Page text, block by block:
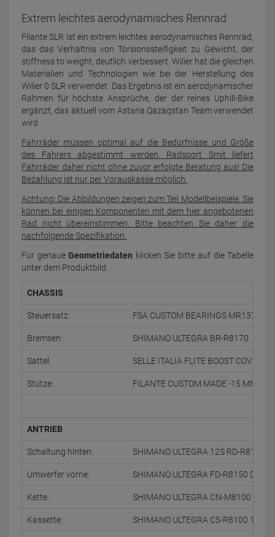
Extrem leichtes aerodynamisches Rennrad
Filante SLR ist ein extrem leichtes aerodynamisches Rennrad,
das das Verhältnis von Torsionssteifigkeit zu Gewicht, der
stiffness to weight, deutlich verbessert. Wilier hat die gleichen
Materialien und Technologien wie bei der Herstellung des
Wilier 0 SLR verwendet. Das Ergebnis ist ein aerodynamischer
Rahmen für höchste Ansprüche, der der reines Uphill-Bike
ergänzt, das aktuell vom Astana Qazaqstan Team verwendet
wird
Fahrräder müssen optimal auf die Bedürfnisse und Größe
des Fahrers abgestimmt werden. Radsport Smit liefert
Fahrräder daher nicht ohne zuvor erfolgte Beratung aus! Die
Bezahlung ist nur per Vorauskasse möglich.
Achtung: Die Abbildungen zeigen zum Teil Modellbeispiele. Sie
können bei einigen Komponenten mit dem hier angebotenen
Rad nicht übereinstimmen. Bitte beachten Sie daher die
nachfolgende Spezifikation.
Für genaue Geometriedaten klicken Sie bitte auf die Tabelle
unter dem Produktbild.
CHASSIS
Steuersatz: FSA CUSTOM BEARINGS MR137
Bremsen: SHIMANO ULTEGRA BR-R8170
Sattel: SELLE ITALIA FLITE BOOST COVERED
Stütze: FILANTE CUSTOM MADE -15 MM/0
ANTRIEB
Schaltung hinten: SHIMANO ULTEGRA 12S RD-R8150
Umwerfer vorne: SHIMANO ULTEGRA FD-R8150 DI2
Kette: SHIMANO ULTEGRA CN-M8100 12S
Kassette: SHIMANO ULTEGRA CS-R8100 12S